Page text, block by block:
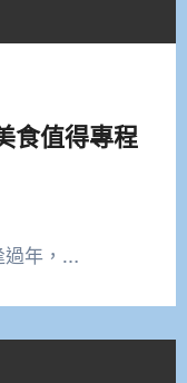
食值得專程
過年，…